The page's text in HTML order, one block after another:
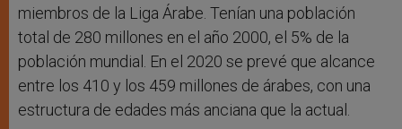
miembros de la Liga Árabe. Tenían una población
total de 280 millones en el año 2000, el 5% de la
población mundial. En el 2020 se prevé que alcance
entre los 410 y los 459 millones de árabes, con una
estructura de edades más anciana que la actual.